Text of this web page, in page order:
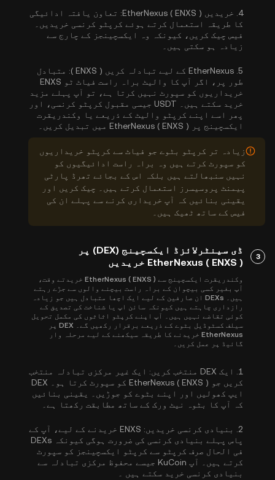
4. خریدیں EtherNexus ( ENXS ):
تعاون یافتہ ادائیگی
کا طریقہ استعمال کرتے ہوئے کرپٹو کرنسی خریدیں۔
فیس چیک کریں، کیونکہ وہ ایکسچینجز کے چارج سے
زیادہ ہو سکتی ہیں۔
5. EtherNexus کے لیے تبادلہ کریں ( ENXS ):
متبادل
طور پر، اگر آپ کا والیٹ براہ راست فیاٹ ٹو ENXS
خریداریوں کو سپورٹ نہیں کرتا ہے، تو آپ پہلے مزید
خرید سکتے ہیں۔ USDT جیسی مقبول کرپٹو کرنسی، اور
پھر اسے اپنے کرپٹو والیٹ کے ذریعے یا وکندریقرت
ایکسچینج پر EtherNexus ( ENXS ) میں تبدیل کریں۔
زیادہ تر کرپٹو بٹوے جو فیاٹ سے کرپٹو خریداریوں
کو سپورٹ کرتے ہیں وہ براہ راست ادائیگیوں کو
نہیں سنبھالتے ہیں بلکہ اس کے بجائے تھرڈ پارٹی
پیمنٹ پروسیسرز استعمال کرتے ہیں۔ چیک کریں اور
یقینی بنائیں کہ آپ خریداری کرنے سے پہلے ان کی
فیس کے ساتھ ٹھیک ہیں۔
3
ڈی سینٹرلائزڈ ایکسچینج (DEX) پر
EtherNexus ( ENXS ) خریدیں
وکندریقرت ایکسچینج سے EtherNexus ( ENXS ) خریدتے وقت،
آپ بغیر کسی بیچوان کے براہ راست بیچنے والوں سے جڑے رہتے
ہیں۔ DEXs ان صارفین کے لیے ایک اچھا متبادل ہیں جو زیادہ
رازداری چاہتے ہیں کیونکہ سائن اپ یا شناخت کی تصدیق کے
کوئی تقاضے نہیں ہیں۔ آپ اپنے کرپٹو اثاثوں کی مکمل تحویل
سیلف کسٹوڈیل بٹوے کے ذریعے برقرار رکھیں گے۔ DEX پر
EtherNexus خریدنے کا طریقہ سیکھنے کے لیے مرحلہ وار
گائیڈ پر عمل کریں۔
1. ایک DEX منتخب کریں:
ایک غیر مرکزی تبادلہ منتخب
کریں جو EtherNexus ( ENXS ) کو سپورٹ کرتا ہو۔ DEX
ایپ کھولیں اور اپنے بٹوے کو جوڑیں۔ یقینی بنائیں
کہ آپ کا بٹوہ نیٹ ورک کے ساتھ مطابقت رکھتا ہے۔
2. بنیادی کرنسی خریدیں:
ENXS خریدنے کے لیے، آپ کے
پاس پہلے بنیادی کرنسی کی ضرورت ہوگی کیونکہ DEXs
فی الحال صرف کرپٹو سے کرپٹو ایکسچینجز کو سپورٹ
کرتے ہیں۔ آپ KuCoin جیسے محفوظ مرکزی تبادلہ سے
بنیادی کرنسی خرید سکتے ہیں